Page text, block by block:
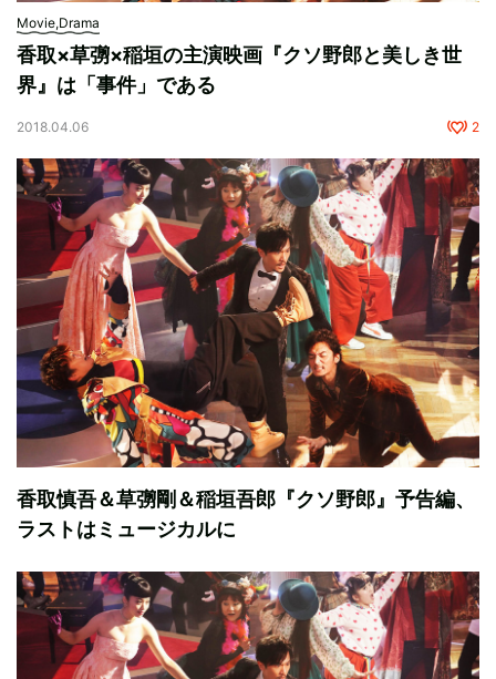
Movie,Drama
香取×草彅×稲垣の主演映画『クソ野郎と美しき世
界』は「事件」である
2018.04.06 2
香取慎吾＆草彅剛＆稲垣吾郎『クソ野郎』予告編、
ラストはミュージカルに